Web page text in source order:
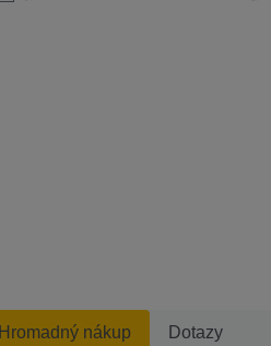
Hromadný nákup Dotazy